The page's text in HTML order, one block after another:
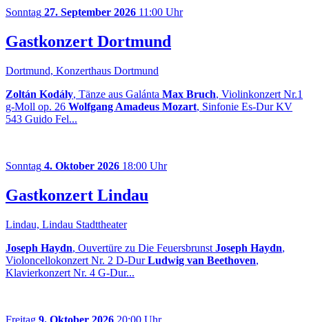
Sonntag 27. September 2026 11:00 Uhr
Gastkonzert Dortmund
Dortmund, Konzerthaus Dortmund
Zoltán Kodály, Tänze aus Galánta Max Bruch, Violinkonzert Nr.1
g-Moll op. 26 Wolfgang Amadeus Mozart, Sinfonie Es-Dur KV
543 Guido Fel...
Sonntag 4. Oktober 2026 18:00 Uhr
Gastkonzert Lindau
Lindau, Lindau Stadttheater
Joseph Haydn, Ouvertüre zu Die Feuersbrunst Joseph Haydn,
Violoncellokonzert Nr. 2 D-DurLudwig van Beethoven,
Klavierkonzert Nr. 4 G-Dur...
Freitag 9. Oktober 2026 20:00 Uhr